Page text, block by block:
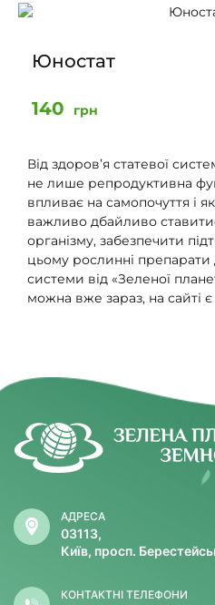
Юностат
140 грн
Від здоров’я статевої
не лише репродуктивна
впливає на самопочуття і
важливо дбайливо
організму, забезпечити
цьому рослинні препарати
системи від «Зеленої
можна вже зараз, на сайті
Вона забезпечує
важливих для організму.
у чоловіків відповідає за
статевих клітин, тісно
сечовивідною системами.
тягне за собою зміни в
та впливає на стан
цілий ряд функцій, впливає
навіть настрій.
кілька важливих процесів в
АДРЕСА
03113,
Київ, просп.
КОНТАКТНІ ТЕЛЕФОНИ